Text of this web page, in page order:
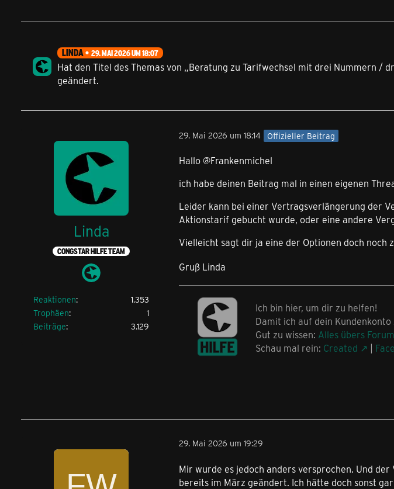
LINDA 29. MAI 2026 UM 18:07
Hat den Titel des Themas von „Beratung zu Tarifwechsel mit drei Nummern
geändert.
Linda
CONGSTAR HILFE TEAM
Reaktionen
1.353
Trophäen
1
Beiträge
3.129
29. Mai 2026 um 18:14 Offizieller Beitrag
Hallo @Frankenmichel
ich habe deinen Beitrag mal in einen eigenen
Leider kann bei einer Vertragsverlängerung der
Aktionstarif gebucht wurde, oder eine andere
Vielleicht sagt dir ja eine der Optionen doch noch
Gruß Linda
Ich bin hier, um dir zu helfen!
Damit ich auf dein
Gut zu wissen: Alles übers Forum
Schau mal rein: Created |
29. Mai 2026 um 19:29
Mir wurde es jedoch anders versprochen. Und
bereits im März geändert. Ich hätte doch sonst